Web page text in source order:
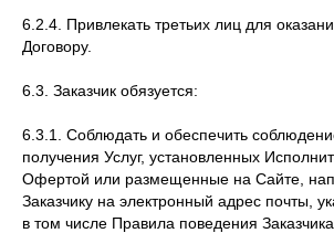
6.2.4. Привлекать третьих лиц для
Договору.
6.3. Заказчик обязуется:
6.3.1. Соблюдать и обеспечить
получения Услуг, установленных
Офертой или размещенные на Сайте,
Заказчику на электронный адрес почты,
в том числе Правила поведения